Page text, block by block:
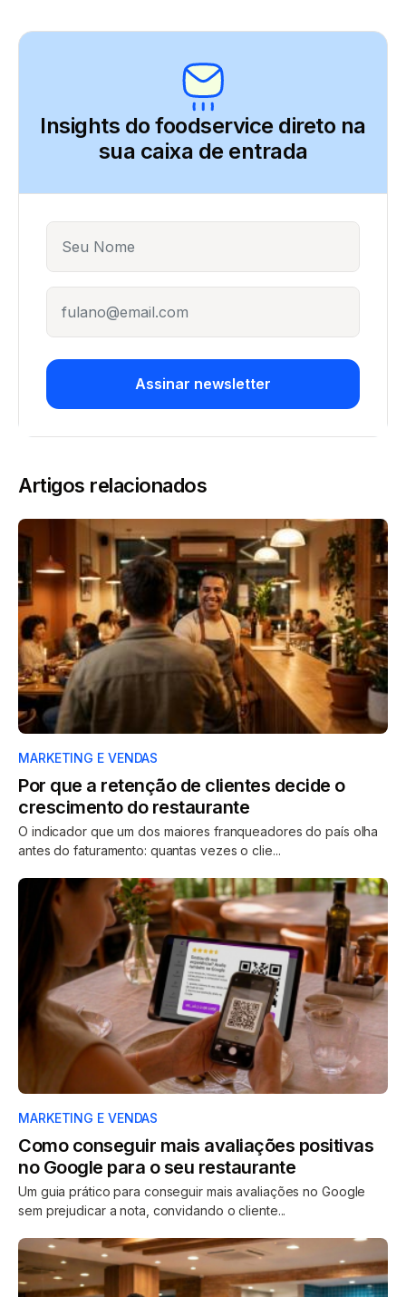
Insights do foodservice direto na
sua caixa de entrada
Assinar newsletter
Artigos relacionados
MARKETING E VENDAS
Por que a retenção de clientes decide o
crescimento do restaurante
O indicador que um dos maiores franqueadores do país olha
antes do faturamento: quantas vezes o clie...
MARKETING E VENDAS
Como conseguir mais avaliações positivas
no Google para o seu restaurante
Um guia prático para conseguir mais avaliações no Google
sem prejudicar a nota, convidando o cliente...